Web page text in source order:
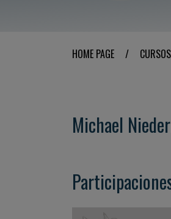
HOME PAGE /
Michael